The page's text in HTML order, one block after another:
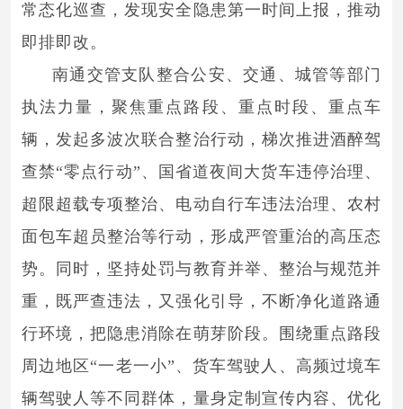
常态化巡查，发现安全隐患第一时间上报，推动
即排即改。
南通交管支队整合公安、交通、城管等部门
执法力量，聚焦重点路段、重点时段、重点车
辆，发起多波次联合整治行动，梯次推进酒醉驾
查禁“零点行动”、国省道夜间大货车违停治理、
超限超载专项整治、电动自行车违法治理、农村
面包车超员整治等行动，形成严管重治的高压态
势。同时，坚持处罚与教育并举、整治与规范并
重，既严查违法，又强化引导，不断净化道路通
行环境，把隐患消除在萌芽阶段。围绕重点路段
周边地区“一老一小”、货车驾驶人、高频过境车
辆驾驶人等不同群体，量身定制宣传内容、优化